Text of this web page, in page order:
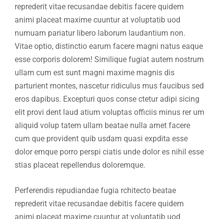
reprederit vitae recusandae debitis facere quidem
animi placeat maxime cuuntur at voluptatib uod
numuam pariatur libero laborum laudantium non.
Vitae optio, distinctio earum facere magni natus eaque
esse corporis dolorem! Similique fugiat autem nostrum
ullam cum est sunt magni maxime magnis dis
parturient montes, nascetur ridiculus mus faucibus sed
eros dapibus. Excepturi quos conse ctetur adipi sicing
elit provi dent laud atium voluptas officiis minus rer um
aliquid volup tatem ullam beatae nulla amet facere
cum que provident quib usdam quasi expdita esse
dolor emque porro perspi ciatis unde dolor es nihil esse
stias placeat repellendus doloremque.
Perferendis repudiandae fugia rchitecto beatae
reprederit vitae recusandae debitis facere quidem
animi placeat maxime cuuntur at voluptatib uod